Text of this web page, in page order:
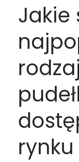
Jakie
rynku